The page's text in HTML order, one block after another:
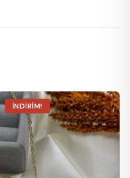
İNDIRIM!